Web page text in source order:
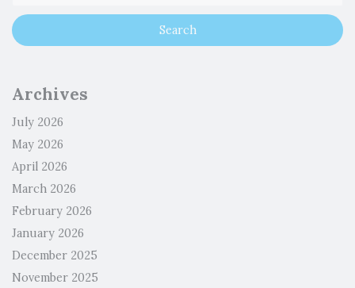
Archives
July 2026
May 2026
April 2026
March 2026
February 2026
January 2026
December 2025
November 2025